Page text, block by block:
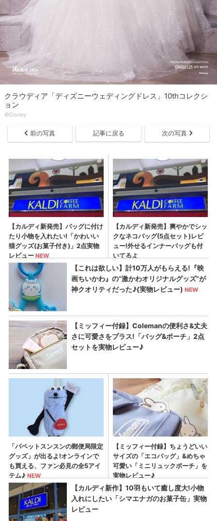
クラウディア「ディズニーウェディングドレス」10thコレクシ
ョン
©Disney
前の写真 記事に戻る 次の写真